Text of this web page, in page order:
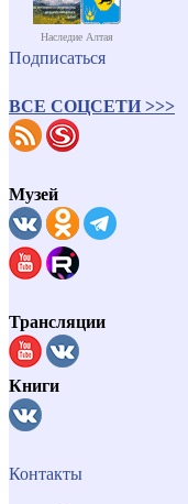
Наследие Алтая
Подписаться
ВСЕ СОЦСЕТИ >>>
Музей
Трансляции
Книги
Контакты